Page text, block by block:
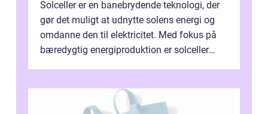
Solceller er en banebrydende teknologi, der
gør det muligt at udnytte solens energi og
omdanne den til elektricitet. Med fokus på
bæredygtig energiproduktion er solceller